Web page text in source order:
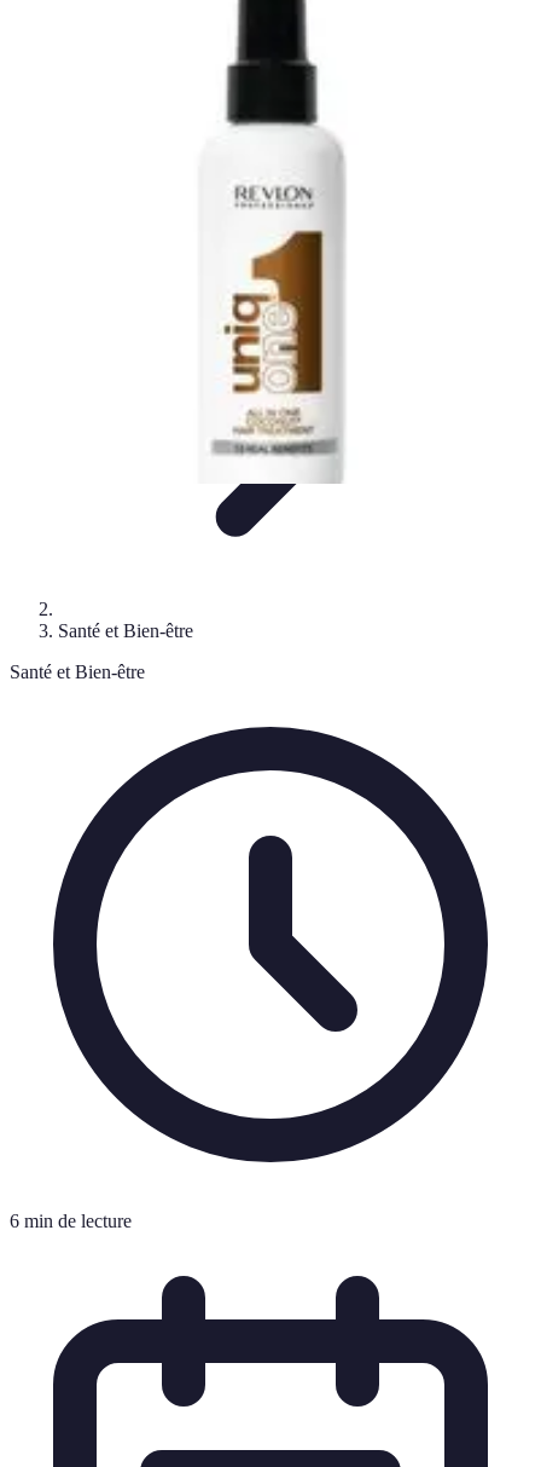
Équipement et Matériel
Développement Personnel
Santé et Bien-être
Santé et Bien-être
6 min de lecture